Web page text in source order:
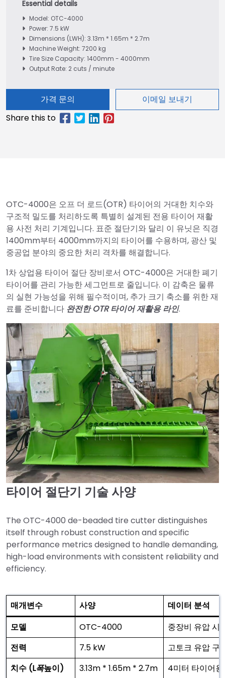
Model: OTC-4000
Power: 7.5 kW
Dimensions (LWH): 3.13m * 1.65m * 2.7m
Machine Weight: 7200 kg
Tire Size Capacity: 1400mm - 4000mm
Output Rate: 2 cuts / minute
가격 문의 이메일 보내기
OTC-4000은 오프 더 로드(OTR) 타이어의 거대한 치수와
구조적 밀도를 처리하도록 특별히 설계된 전용 타이어 재활
용 사전 처리 기계입니다. 표준 절단기와 달리 이 유닛은 직경
1400mm부터 4000mm까지의 타이어를 수용하며, 광산 및
중공업 분야의 중요한 처리 격차를 해결합니다.
1차 상업용 타이어 절단 장비로서 OTC-4000은 거대한 폐기
타이어를 관리 가능한 세그먼트로 줄입니다. 이 감축은 물류
의 실현 가능성을 위해 필수적이며, 추가 크기 축소를 위한 재
료를 준비합니다 완전한 OTR 타이어 재활용 라인.
타이어 절단기 기술 사양
The OTC-4000 de-beaded tire cutter distinguishes
itself through robust construction and specific
performance metrics designed to handle demanding,
high-load environments with consistent reliability and
efficiency.
매개변수 사양
데이터 분석
모델
OTC-4000
중장비 유압 시
전력
7.5 kW
고토크 유압 구
치수 (L폭높이) 3.13m * 1.65m * 2.7m
4미터 타이어